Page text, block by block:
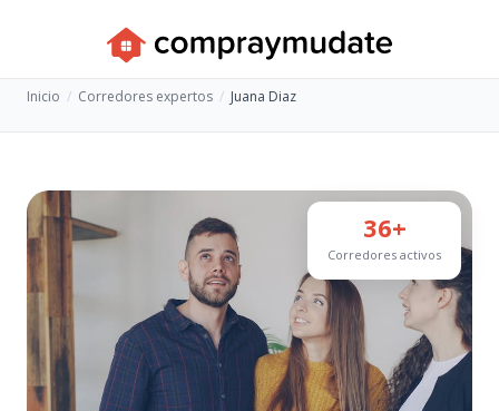
Inicio Corredores expertos Juana Diaz
36+
Corredores activos